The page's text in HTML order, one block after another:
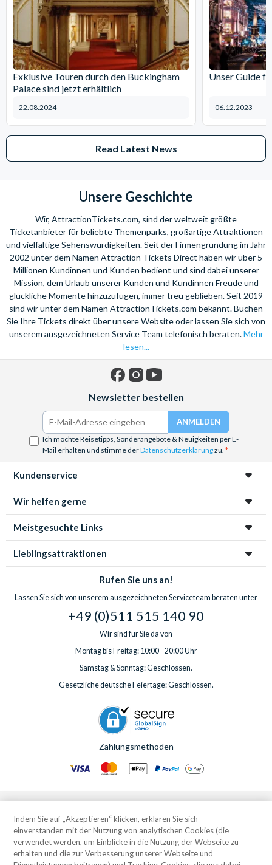
Exklusive Touren durch den Buckingham
Palace sind jetzt erhältlich
22.08.2024
Unser Guide
06.12.2023
Read Latest News
Unsere Geschichte
Wir, AttractionTickets.com, sind der weltweit größte
Ticketanbieter für beliebte Themenparks, großartige Attraktionen
und vielfältige Sehenswürdigkeiten. Seit der Firmengründung im Jahr
2002 unter dem Namen Attraction Tickets Direct haben wir über 5
Millionen Kundinnen und Kunden bedient und sind dabei unserer
Mission, dem Urlaub unserer Kunden und Kundinnen Freude und
glückliche Momente hinzuzufügen, immer treu geblieben. Seit 2019
sind wir unter dem Namen AttractionTickets.com bekannt. Buchen
Sie Ihre Tickets direkt über unsere Website oder lassen Sie sich von
unserem ausgezeichneten Service Team telefonisch beraten.Mehr
lesen...
Newsletter bestellen
Ich möchte Reisetipps, Sonderangebote & Neuigkeiten per E-
Mail erhalten und stimme derDatenschutzerklärungzu.
Kundenservice
Wir helfen gerne
Meistgesuchte Links
Lieblingsattraktionen
Rufen Sie uns an!
Lassen Sie sich von unserem ausgezeichneten Serviceteam beraten unter
+49 (0)511 515 140 90
Wir sind für Sie da von
Montag bis Freitag: 10:00 - 20:00 Uhr
Samstag & Sonntag: Geschlossen.
Gesetzliche deutsche Feiertage: Geschlossen.
Zahlungsmethoden
© AttractionTickets.com 2002 - 2026
Eingetragener Firmensitz: 2nd Floor Nucleus House, 2 Lower Mortlake Road,
Richmond, United Kingdom, TW9 2JA.
AttractionTickets.com is a trading name of Attraction Tickets LTD, who are
the owners of UK Trademark Registration Nos. 3427114 and 3427117.
Registered in England with registered number 4390984 and VAT Number
Indem Sie auf „Akzeptieren“ klicken, erklären Sie sich
einverstanden mit der Nutzung von analytischen Cookies (die
verwendet werden, um Einblicke in die Nutzung der Webseite zu
erhalten und die zur Verbesserung unserer Webseite und